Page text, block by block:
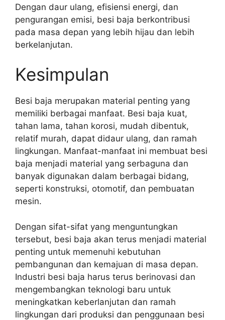
Dengan daur ulang, efisiensi energi, dan
pengurangan emisi, besi baja berkontribusi
pada masa depan yang lebih hijau dan lebih
berkelanjutan.
Kesimpulan
Besi baja merupakan material penting yang
memiliki berbagai manfaat. Besi baja kuat,
tahan lama, tahan korosi, mudah dibentuk,
relatif murah, dapat didaur ulang, dan ramah
lingkungan. Manfaat-manfaat ini membuat besi
baja menjadi material yang serbaguna dan
banyak digunakan dalam berbagai bidang,
seperti konstruksi, otomotif, dan pembuatan
mesin.
Dengan sifat-sifat yang menguntungkan
tersebut, besi baja akan terus menjadi material
penting untuk memenuhi kebutuhan
pembangunan dan kemajuan di masa depan.
Industri besi baja harus terus berinovasi dan
mengembangkan teknologi baru untuk
meningkatkan keberlanjutan dan ramah
lingkungan dari produksi dan penggunaan besi